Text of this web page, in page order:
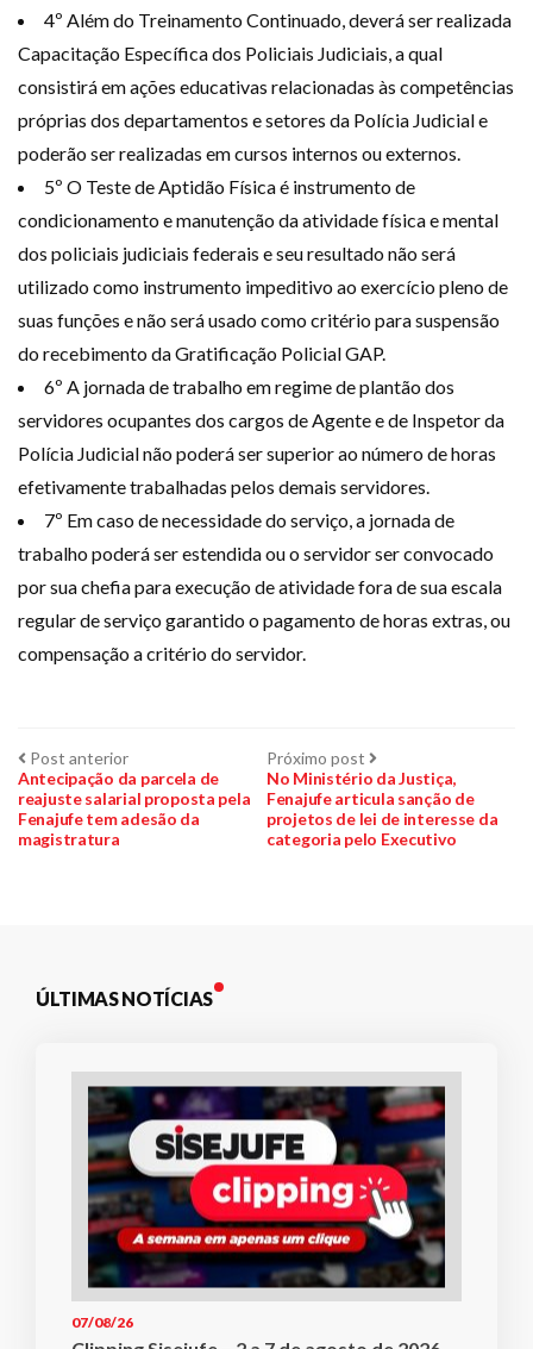
4º Além do Treinamento Continuado, deverá ser realizada
Capacitação Específica dos Policiais Judiciais, a qual
consistirá em ações educativas relacionadas às competências
próprias dos departamentos e setores da Polícia Judicial e
poderão ser realizadas em cursos internos ou externos.
5º O Teste de Aptidão Física é instrumento de
condicionamento e manutenção da atividade física e mental
dos policiais judiciais federais e seu resultado não será
utilizado como instrumento impeditivo ao exercício pleno de
suas funções e não será usado como critério para suspensão
do recebimento da Gratificação Policial GAP.
6º A jornada de trabalho em regime de plantão dos
servidores ocupantes dos cargos de Agente e de Inspetor da
Polícia Judicial não poderá ser superior ao número de horas
efetivamente trabalhadas pelos demais servidores.
7º Em caso de necessidade do serviço, a jornada de
trabalho poderá ser estendida ou o servidor ser convocado
por sua chefia para execução de atividade fora de sua escala
regular de serviço garantido o pagamento de horas extras, ou
compensação a critério do servidor.
Navegação
de
Post
Post anteriorPost
anterior:
Antecipação da parcela de
reajuste salarial proposta pela
Fenajufe tem adesão da
magistratura
Próximo post Próximo
post:
No Ministério da Justiça,
Fenajufe articula sanção de
projetos de lei de interesse da
categoria pelo Executivo
ÚLTIMAS NOTÍCIAS
07/08/26